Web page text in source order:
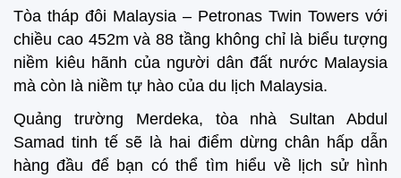
Tòa tháp đôi Malaysia – Petronas Twin Towers với
chiều cao 452m và 88 tầng không chỉ là biểu tượng
niềm kiêu hãnh của người dân đất nước Malaysia
mà còn là niềm tự hào của du lịch Malaysia.
Quảng trường Merdeka, tòa nhà Sultan Abdul
Samad tinh tế sẽ là hai điểm dừng chân hấp dẫn
hàng đầu để bạn có thể tìm hiểu về lịch sử hình